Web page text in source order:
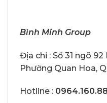
Bình Minh Group
Địa chỉ : Số 31 ngõ
Phường Quan Hoa,
Hotline :